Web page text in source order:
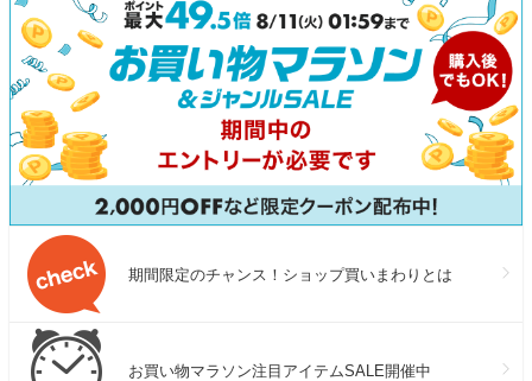
期間限定のチャンス！ショップ買いまわりとは
お買い物マラソン注目アイテムSALE開催中